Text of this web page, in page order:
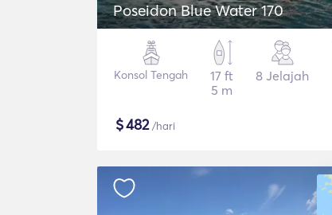
Poseidon Blue Water 170
Konsol Tengah
17 ft
5 m
8 Jelajah
$482/hari